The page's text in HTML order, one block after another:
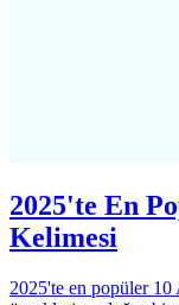
2025'te En
Kelimesi
2025'te en popüler 10